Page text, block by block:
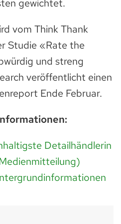
gewichtet.
vom Think Thank
Studie «Rate the
und streng
veröffentlicht einen
Ende Februar.
Detailhändlerin